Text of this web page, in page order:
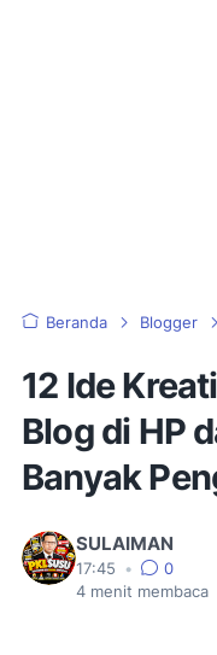
Beranda Blogger
12 Ide
Blog di HP
Banyak
SULAIMAN
17:45 •
0
4 menit membaca